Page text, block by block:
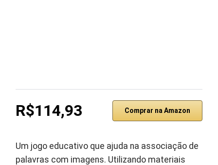
R$114,93 Comprar na Amazon
Um jogo educativo que ajuda na associação de
palavras com imagens. Utilizando materiais